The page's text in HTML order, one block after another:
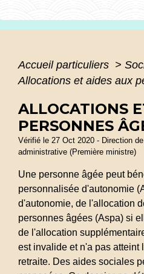
Accueil particuliers >
Allocations et aides aux
ALLOCATIONS
PERSONNES
Vérifié le 27 Oct 2020 - Direction
administrative (Première ministre)
Une personne âgée peut
personnalisée d'autonomie
d'autonomie, de l'allocation
personnes âgées (Aspa) si
de l'allocation
est invalide et n'a pas atteint
retraite. Des aides sociales